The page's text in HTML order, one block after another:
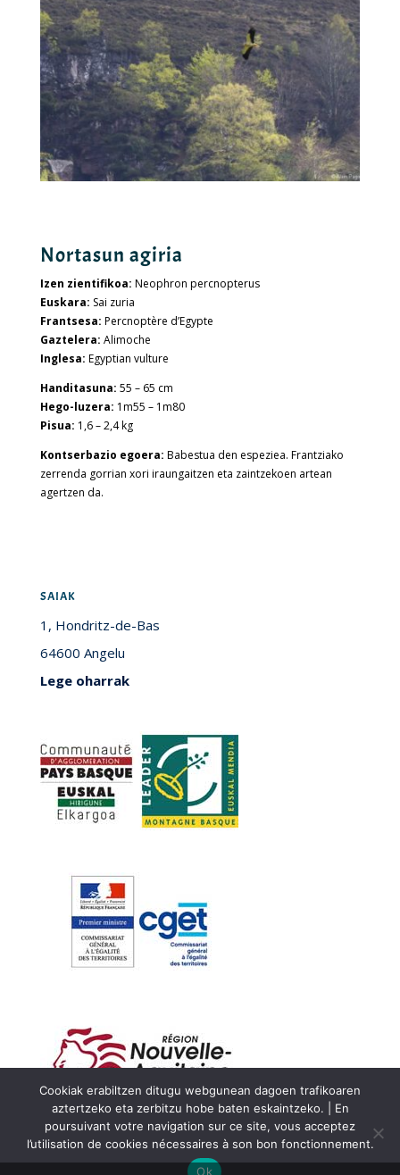
Nortasun agiria
Izen zientifikoa: Neophron percnopterus
Euskara: Sai zuria
Frantsesa: Percnoptère d’Egypte
Gaztelera: Alimoche
Inglesa: Egyptian vulture
Handitasuna: 55 – 65 cm
Hego-luzera: 1m55 – 1m80
Pisua: 1,6 – 2,4 kg
Kontserbazio egoera: Babestua den espeziea. Frantziako
zerrenda gorrian xori iraungaitzen eta zaintzekoen artean
agertzen da.
SAIAK
1, Hondritz-de-Bas
64600 Angelu
Lege oharrak
Cookiak erabiltzen ditugu webgunean dagoen trafikoaren
aztertzeko eta zerbitzu hobe baten eskaintzeko. | En
poursuivant votre navigation sur ce site, vous acceptez
l’utilisation de cookies nécessaires à son bon fonctionnement.
Ok